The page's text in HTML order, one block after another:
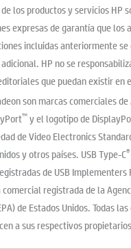
los productos y servicios HP
expresas de garantía que los
incluidas anteriormente
HP no se
que puedan existir en
son marcas comerciales
™y el logotipo de
de Video Electronics
y otros países. USB Type-C®
de USB Implementers
comercial registrada de la
de Estados Unidos. Todas
a sus respectivos